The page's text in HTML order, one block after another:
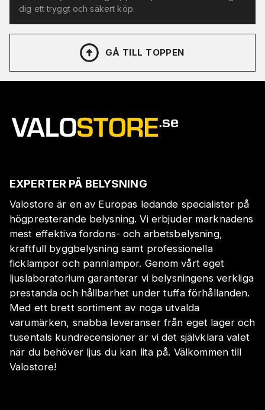
dig ett tryggt och säkert köp.
GÅ TILL TOPPEN
EXPERTER PÅ BELYSNING
Valostore är en av Europas ledande specialister på
högpresterande belysning. Vi erbjuder marknadens
mest effektiva fordons- och arbetsbelysning,
kraftfull byggbelysning samt professionella
ficklampor och pannlampor. Genom vårt eget
ljuslaboratorium garanterar vi belysningens verkliga
prestanda och hållbarhet under tuffa förhållanden.
Med ett brett sortiment av noga utvalda
varumärken, snabba leveranser från eget lager och
tusentals kundrecensioner är vi det självklara valet
när du behöver ljus du kan lita på. Välkommen till
Valostore!